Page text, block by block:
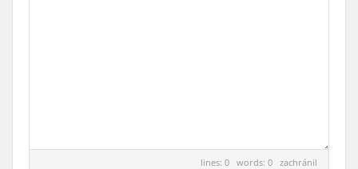
lines: 0 words: 0 zachránil